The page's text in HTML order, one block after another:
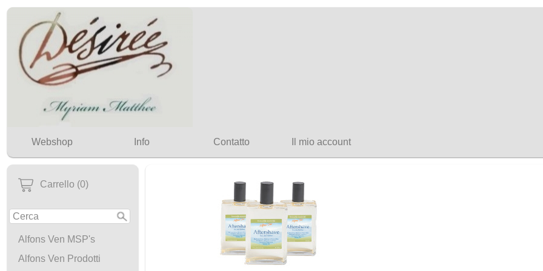
Webshop Info Contatto Il mio account
Carrello (0)
Alfons Ven MSP's
Alfons Ven Prodotti